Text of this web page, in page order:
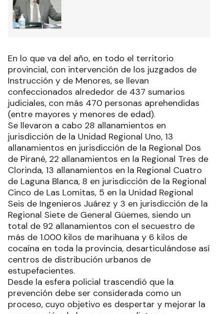
En lo que va del año, en todo el territorio
provincial, con intervención de los juzgados de
Instrucción y de Menores, se llevan
confeccionados alrededor de 437 sumarios
judiciales, con más 470 personas aprehendidas
(entre mayores y menores de edad).
Se llevaron a cabo 28 allanamientos en
jurisdicción de la Unidad Regional Uno, 13
allanamientos en jurisdicción de la Regional Dos
de Pirané, 22 allanamientos en la Regional Tres de
Clorinda, 13 allanamientos en la Regional Cuatro
de Laguna Blanca, 8 en jurisdicción de la Regional
Cinco de Las Lomitas, 5 en la Unidad Regional
Seis de Ingenieros Juárez y 3 en jurisdicción de la
Regional Siete de General Güemes, siendo un
total de 92 allanamientos con el secuestro de
más de 1.000 kilos de marihuana y 6 kilos de
cocaína en toda la provincia, desarticulándose así
centros de distribución urbanos de
estupefacientes.
Desde la esfera policial trascendió que la
prevención debe ser considerada como un
proceso, cuyo objetivo es despertar y mejorar la